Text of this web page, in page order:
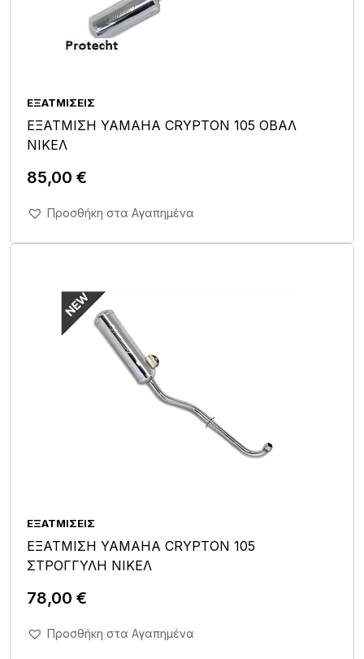
ΕΞΑΤΜΊΣΕΙΣ
ΕΞΑΤΜΙΣΗ YAMAHA CRYPTON 105 ΟΒΑΛ
ΝΙΚΕΛ
85,00 €
Άμεση Αγορά Σε 1'
Προσθήκη στα Αγαπημένα
ΕΞΑΤΜΊΣΕΙΣ
ΕΞΑΤΜΙΣΗ YAMAHA CRYPTON 105
ΣΤΡΟΓΓΥΛΗ ΝΙΚΕΛ
78,00 €
Άμεση Αγορά Σε 1'
Προσθήκη στα Αγαπημένα